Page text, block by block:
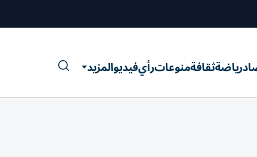
رياضةثقافةمنوعاترأيفيديوالمزيد